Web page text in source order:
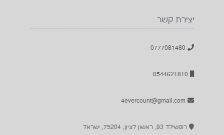
יצירת קשר
רוטשילד 93, ראשון לציון, 75204, ישראל